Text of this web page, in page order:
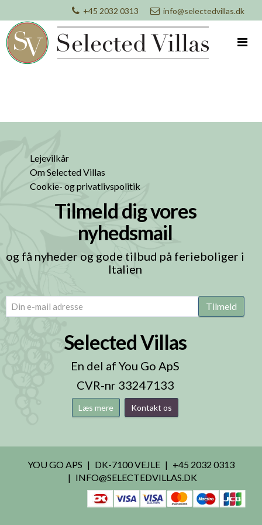
+45 2032 0313 info@selectedvillas.dk
Lejevilkår
Om Selected Villas
Cookie- og privatlivspolitik
Tilmeld dig vores
nyhedsmail
og få nyheder og gode tilbud på ferieboliger i
Italien
email (Påkrævet) Tilmeld
Selected Villas
En del af You Go ApS
CVR-nr 33247133
Læs mere Kontakt os
YOU GO APS DK-7100 VEJLE
+45 2032 0313
INFO@SELECTEDVILLAS.DK